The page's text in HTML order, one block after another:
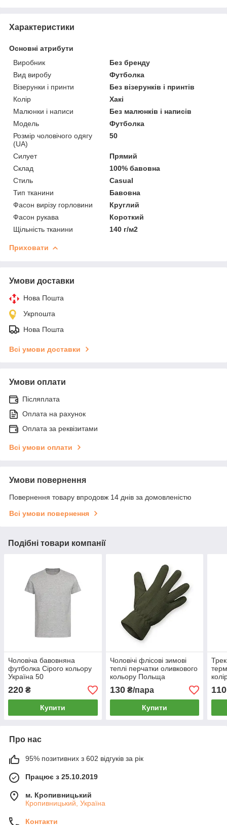
Характеристики
Основні атрибути
Виробник
Без бренду
Вид виробу
Футболка
Візерунки і принти
Без візерунків і принтів
Колір
Хакі
Малюнки і написи
Без малюнків і написів
Модель
Футболка
Розмір чоловічого одягу
(UA)
50
Силует
Прямий
Склад
100% бавовна
Стиль
Casual
Тип тканини
Бавовна
Фасон вирізу горловини
Круглий
Фасон рукава
Короткий
Щільність тканини
140 г/м2
Приховати
Умови доставки
Нова Пошта
Укрпошта
Нова Пошта
Всі умови доставки
Умови оплати
Післяплата
Оплата на рахунок
Оплата за реквізитами
Всі умови оплати
Умови повернення
Повернення товару впродовж 14 днів за домовленістю
Всі умови повернення
Подібні товари компанії
Чоловіча бавовняна
футболка Сірого кольору
Україна 50
220 ₴
Купити
Чоловічі флісові зимові
теплі перчатки оливкового
кольору Польща
130₴/пара
Купити
110
Про нас
95% позитивних з 602 відгуків за рік
Працює з 25.10.2019
м. Кропивницький
Кропивницький, Україна
Контакти